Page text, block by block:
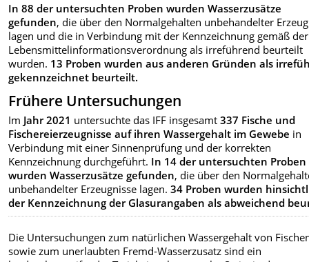
In 88 der untersuchten Proben wurden Wasserzusätze
gefunden, die über den Normalgehalten unbehandelter
lagen und die in Verbindung mit der Kennzeichnung gemäß der
Lebensmittelinformationsverordnung als irreführend beurteilt
wurden. 13 Proben wurden aus anderen Gründen als
gekennzeichnet beurteilt.
Frühere Untersuchungen
Im Jahr 2021 untersuchte das IFF insgesamt337 Fische und
Fischereierzeugnisse auf ihren Wassergehalt im Gewebe in
Verbindung mit einer Sinnenprüfung und der korrekten
Kennzeichnung durchgeführt. In 14 der untersuchten Proben
wurden Wasserzusätze gefunden, die über den
unbehandelter Erzeugnisse lagen. 34 Proben wurden
der Kennzeichnung der Glasurangaben als abweichend
Die Untersuchungen zum natürlichen Wassergehalt von
sowie zum unerlaubten Fremd-Wasserzusatz sind ein